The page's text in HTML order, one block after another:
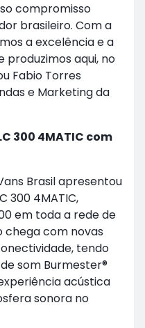
compromisso
brasileiro. Com a
a excelência e a
produzimos aqui, no
Fabio Torres
e Marketing da
300 4MATIC com
Brasil apresentou
300 4MATIC,
em toda a rede de
chega com novas
tendo
som Burmester®
acústica
sonora no